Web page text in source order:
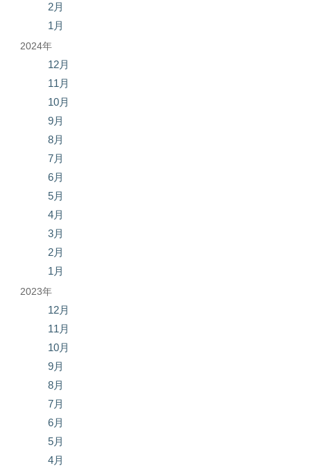
2月
1月
2024年
12月
11月
10月
9月
8月
7月
6月
5月
4月
3月
2月
1月
2023年
12月
11月
10月
9月
8月
7月
6月
5月
4月